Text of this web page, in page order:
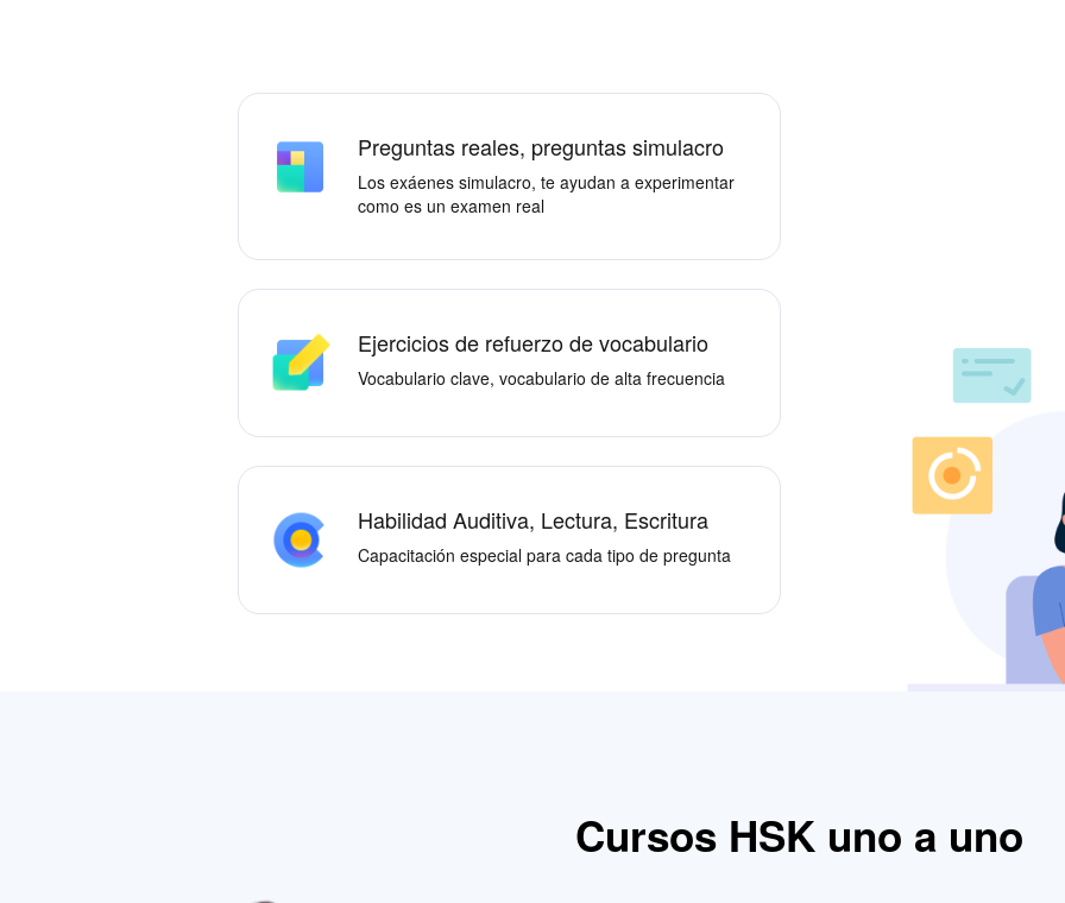
Preguntas reales, preguntas simulacro
Los exáenes simulacro, te ayudan a experimentar
como es un examen real
Ejercicios de refuerzo de vocabulario
Vocabulario clave, vocabulario de alta frecuencia
Habilidad Auditiva, Lectura, Escritura
Capacitación especial para cada tipo de pregunta
Cursos HSK uno a uno